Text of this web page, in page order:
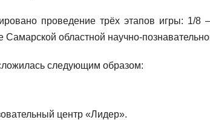
проведение трёх этапов игры: 1/
областной научно-
следующим образом:
центр «Лидер».